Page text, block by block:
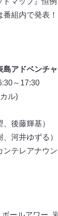
組内で発表
アドベンチャ
～17:30
ル)
後藤輝基）
河井ゆずる）
テレアナウン